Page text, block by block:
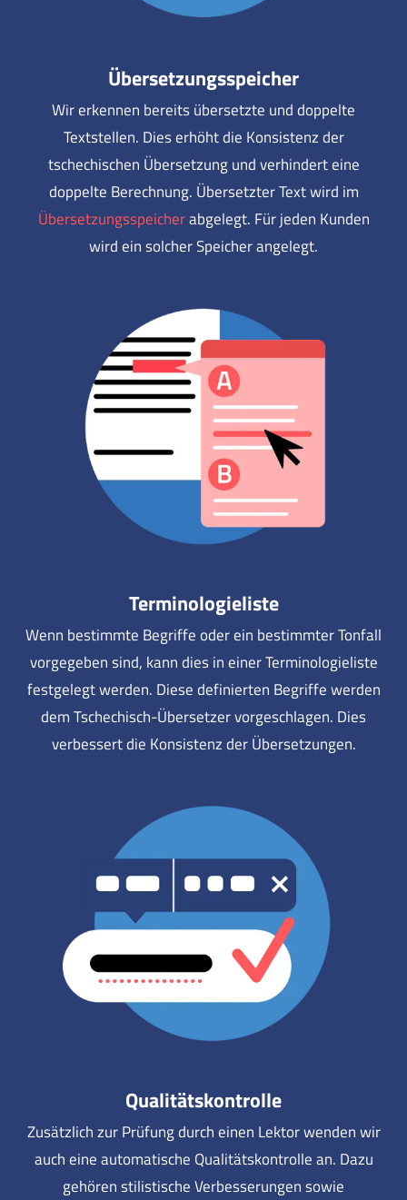
Übersetzungsspeicher
Wir erkennen bereits übersetzte und doppelte
Textstellen. Dies erhöht die Konsistenz der
tschechischen Übersetzung und verhindert eine
doppelte Berechnung. Übersetzter Text wird im
Übersetzungsspeicherabgelegt. Für jeden Kunden
wird ein solcher Speicher angelegt.
Terminologieliste
Wenn bestimmte Begriffe oder ein bestimmter Tonfall
vorgegeben sind, kann dies in einer Terminologieliste
festgelegt werden. Diese definierten Begriffe werden
dem Tschechisch-Übersetzer vorgeschlagen. Dies
verbessert die Konsistenz der Übersetzungen.
Qualitätskontrolle
Zusätzlich zur Prüfung durch einen Lektor wenden wir
auch eine automatische Qualitätskontrolle an. Dazu
gehören stilistische Verbesserungen sowie